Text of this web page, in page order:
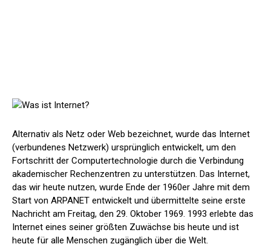
Alternativ als Netz oder Web bezeichnet, wurde das Internet
(verbundenes Netzwerk) ursprünglich entwickelt, um den
Fortschritt der Computertechnologie durch die Verbindung
akademischer Rechenzentren zu unterstützen. Das Internet,
das wir heute nutzen, wurde Ende der 1960er Jahre mit dem
Start von ARPANET entwickelt und übermittelte seine erste
Nachricht am Freitag, den 29. Oktober 1969. 1993 erlebte das
Internet eines seiner größten Zuwächse bis heute und ist
heute für alle Menschen zugänglich über die Welt.